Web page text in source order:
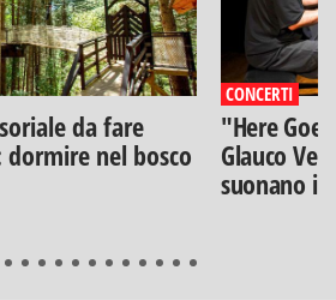
da fare
nel bosco
CONCERTI
"Here
Glauco
suonano i